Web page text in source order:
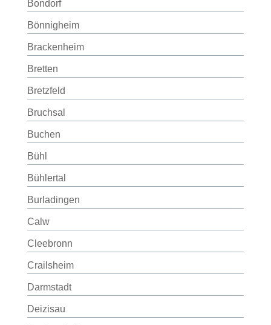
Bondorf
Bönnigheim
Brackenheim
Bretten
Bretzfeld
Bruchsal
Buchen
Bühl
Bühlertal
Burladingen
Calw
Cleebronn
Crailsheim
Darmstadt
Deizisau